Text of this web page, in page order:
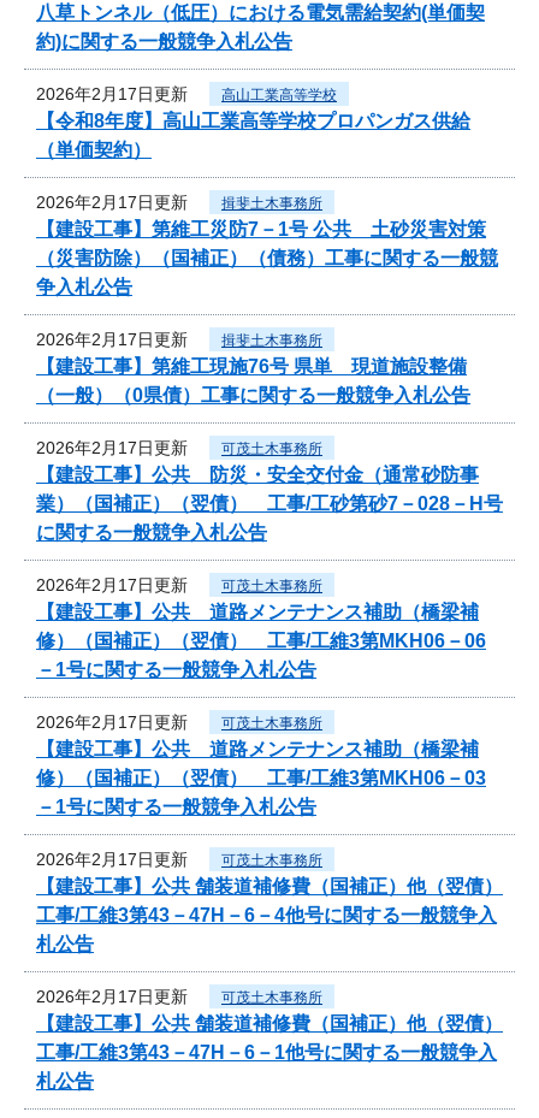
八草トンネル（低圧）における電気需給契約(単価契
約)に関する一般競争入札公告
2026年2月17日更新 高山工業高等学校
【令和8年度】高山工業高等学校プロパンガス供給
（単価契約）
2026年2月17日更新 揖斐土木事務所
【建設工事】第維工災防7－1号 公共 土砂災害対策
（災害防除）（国補正）（債務）工事に関する一般競
争入札公告
2026年2月17日更新 揖斐土木事務所
【建設工事】第維工現施76号 県単 現道施設整備
（一般）（0県債）工事に関する一般競争入札公告
2026年2月17日更新 可茂土木事務所
【建設工事】公共 防災・安全交付金（通常砂防事
業）（国補正）（翌債） 工事/工砂第砂7－028－H号
に関する一般競争入札公告
2026年2月17日更新 可茂土木事務所
【建設工事】公共 道路メンテナンス補助（橋梁補
修）（国補正）（翌債） 工事/工維3第MKH06－06
－1号に関する一般競争入札公告
2026年2月17日更新 可茂土木事務所
【建設工事】公共 道路メンテナンス補助（橋梁補
修）（国補正）（翌債） 工事/工維3第MKH06－03
－1号に関する一般競争入札公告
2026年2月17日更新 可茂土木事務所
【建設工事】公共 舗装道補修費（国補正）他（翌債）
工事/工維3第43－47H－6－4他号に関する一般競争入
札公告
2026年2月17日更新 可茂土木事務所
【建設工事】公共 舗装道補修費（国補正）他（翌債）
工事/工維3第43－47H－6－1他号に関する一般競争入
札公告